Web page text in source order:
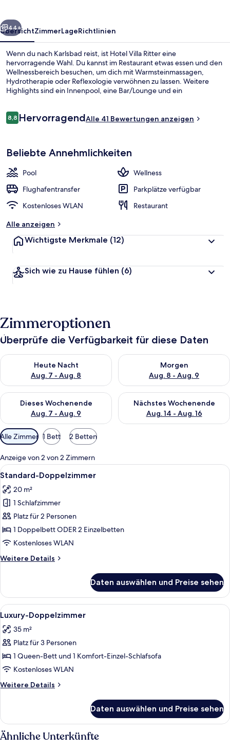
Weiter
44+
ÜbersichtZimmerLageRichtlinien
Wenn du nach Karlsbad reist, ist Hotel Villa Ritter eine
hervorragende Wahl. Du kannst im Restaurant etwas essen und den
Wellnessbereich besuchen, um dich mit Warmsteinmassagen,
Hydrotherapie oder Reflexologie verwöhnen zu lassen. Weitere
Highlights sind ein Innenpool, eine Bar/Lounge und ein
Bewertungen
8,88,8 von 10.
HervorragendAlle 41 Bewertungen anzeigen
Beliebte Annehmlichkeiten
Pool
Wellness
Flughafentransfer
Parkplätze verfügbar
Kostenloses WLAN
Restaurant
Alle anzeigen
Wichtigste Merkmale (12)
Sich wie zu Hause fühlen (6)
Zimmeroptionen
Überprüfe die Verfügbarkeit für diese Daten
Heute Nacht
Aug. 7 - Aug. 8
Überprüfe die Verfügbarkeit für heute Nacht, Aug. 7 - Aug. 8.
Morgen
Aug. 8 - Aug. 9
Überprüfe die Verfügbarkeit
Dieses Wochenende
Aug. 7 - Aug. 9
Überprüfe die Verfügbarkeit für dieses Wochenende, Aug. 7
Nächstes Wochenende
Aug. 14 - Aug. 16
Überprüfe die Verfügbarkeit
Verfügbare
Filter
für
Zimmer
Alle Zimmer 1 Bett 2 Betten
Anzeige von 2 von 2 Zimmern
Alle
Fotos
für
Standard-
Doppelzimmer
anzeigen
Standard-Doppelzimmer | Minibar,
12
Standard-Doppelzimmer
20 m²
1 Schlafzimmer
Platz für 2 Personen
1 Doppelbett ODER 2 Einzelbetten
Kostenloses WLAN
Weitere Details
Weitere
Doppelzimmer
Daten auswählen und Preise sehen
Alle
Fotos
für
Luxury-
Doppelzimmer
anzeigen
Luxury-Doppelzimmer |
3
Luxury-Doppelzimmer
35 m²
Platz für 3 Personen
1 Queen-Bett und 1 Komfort-Einzel-Schlafsofa
Kostenloses WLAN
Weitere Details
Weitere
Doppelzimmer
Daten auswählen und Preise sehen
Ähnliche Unterkünfte